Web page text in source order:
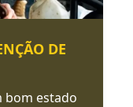
DE
bom estado